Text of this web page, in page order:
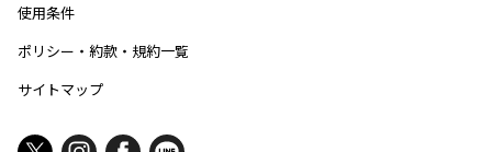
使用条件
ポリシー・約款・規約一覧
サイトマップ